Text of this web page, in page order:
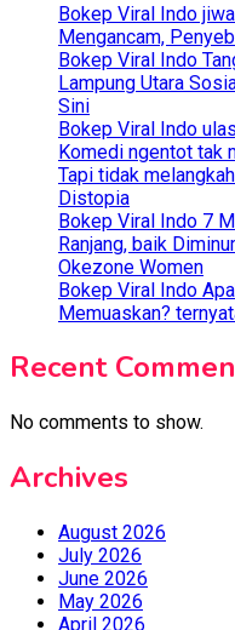
Bokep Viral Indo
Mengancam,
Bokep Viral Indo
Lampung Utara
Sini
Bokep Viral Indo
Komedi ngentot tak
Tapi tidak
Distopia
Bokep Viral Indo 7
Ranjang, baik
Okezone Women
Bokep Viral Indo
Memuaskan?
Recent
No comments to show.
Archives
August 2026
July 2026
June 2026
May 2026
April 2026